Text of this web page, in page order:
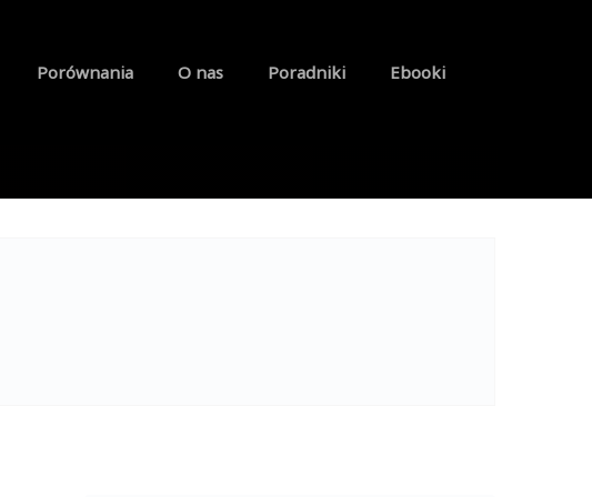
Porównania O nas Poradniki Ebooki